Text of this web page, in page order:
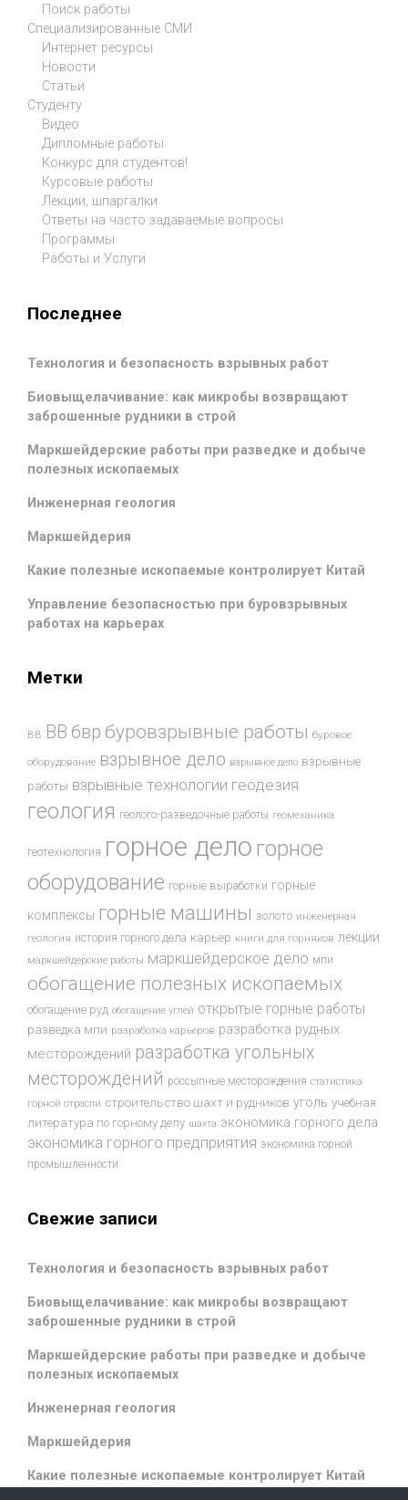
Поиск работы
Специализированные СМИ
Интернет ресурсы
Новости
Статьи
Студенту
Видео
Дипломные работы
Конкурс для студентов!
Курсовые работы
Лекции, шпаргалки
Ответы на часто задаваемые вопросы
Программы
Работы и Услуги
Последнее
Технология и безопасность взрывных работ
Биовыщелачивание: как микробы возвращают
заброшенные рудники в строй
Маркшейдерские работы при разведке и добыче
полезных ископаемых
Инженерная геология
Маркшейдерия
Какие полезные ископаемые контролирует Китай
Управление безопасностью при буровзрывных
работах на карьерах
Метки
ВВ ВВ бвр буровзрывные работы буровое
оборудование взрывное дело взрывное дело взрывные
работы взрывные технологии геодезия
геология геолого-разведочные работы геомеханика
геотехнология горное дело горное
оборудование горные выработки горные
комплексы горные машины золото инженерная
геология история горного дела карьер книги для горняков лекции
маркшейдерские работы маркшейдерское дело мпи
обогащение полезных ископаемых
обогащение руд обогащение углей открытые горные работы
разведка мпи разработка карьеров разработка рудных
месторождений разработка угольных
месторождений россыпные месторождения статистика
горной отрасли строительство шахт и рудников уголь учебная
литература по горному делу шахта экономика горного дела
экономика горного предприятия экономика горной
промышленности
Свежие записи
Технология и безопасность взрывных работ
Биовыщелачивание: как микробы возвращают
заброшенные рудники в строй
Маркшейдерские работы при разведке и добыче
полезных ископаемых
Инженерная геология
Маркшейдерия
Какие полезные ископаемые контролирует Китай